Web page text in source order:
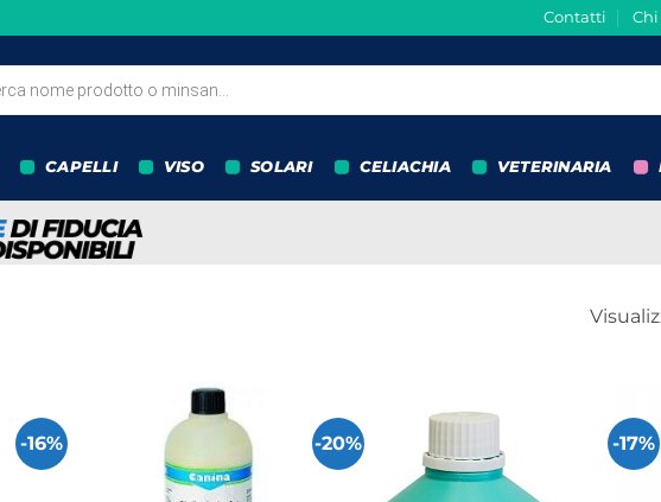
Contatti
CAPELLI VISO SOLARI CELIACHIA VETERINARIA
-16% -20% -17%